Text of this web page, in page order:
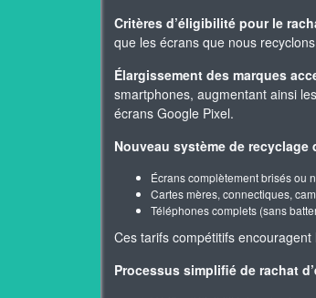
Critères d’éligibilité pour le
que les écrans que nous
Élargissement des marques
smartphones, augmentant ainsi
écrans Google Pixel.
Nouveau système de
Écrans complètement brisés ou
Cartes mères, connectiques,
Téléphones complets (sans
Ces tarifs compétitifs
Processus simplifié de rachat